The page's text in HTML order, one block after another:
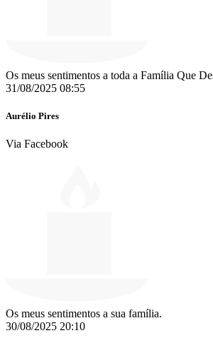
Os meus sentimentos a toda a Família Que
31/08/2025 08:55
Aurélio Pires
Via Facebook
Os meus sentimentos a sua família.
30/08/2025 20:10